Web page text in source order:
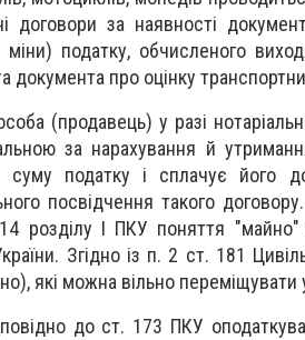
договори за наявності
міни) податку, обчисленого
документа про оцінку
(продавець) у разі
за нарахування й
суму податку і сплачує його
посвідчення такого
розділу І ПКУ поняття
Згідно із п. 2 ст. 181
які можна вільно переміщувати
до ст. 173 ПКУ